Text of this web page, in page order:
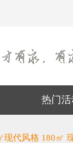
热门活
现代风格 180㎡